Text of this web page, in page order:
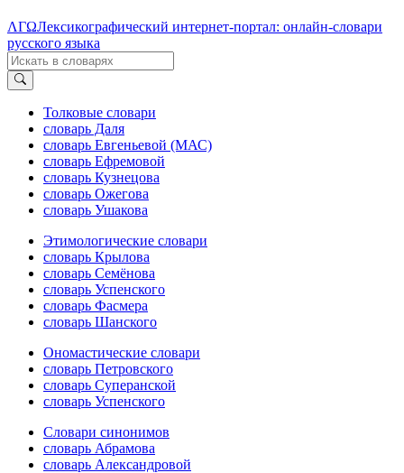
ΛΓΩЛексикографический интернет-портал: онлайн-словари
русского языка
Толковые словари
словарь Даля
словарь Евгеньевой (МАС)
словарь Ефремовой
словарь Кузнецова
словарь Ожегова
словарь Ушакова
Этимологические словари
словарь Крылова
словарь Семёнова
словарь Успенского
словарь Фасмера
словарь Шанского
Ономастические словари
словарь Петровского
словарь Суперанской
словарь Успенского
Словари синонимов
словарь Абрамова
словарь Александровой